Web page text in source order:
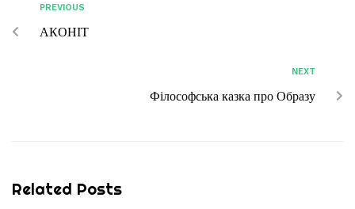
PREVIOUS
АКОНІТ
NEXT
Філософська казка про Образу
Related Posts